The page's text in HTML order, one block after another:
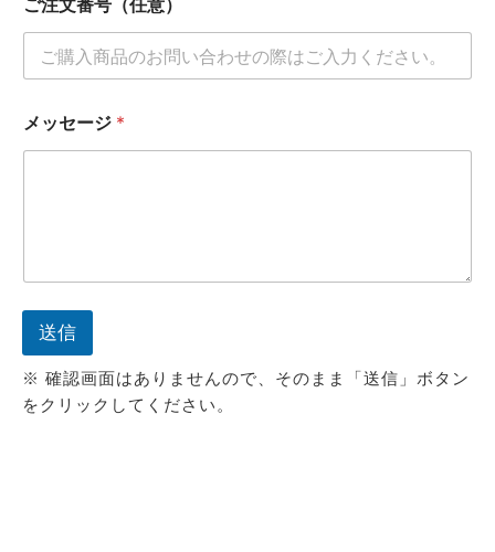
ご注文番号（任意）
メッセージ *
送信
※ 確認画面はありませんので、そのまま「送信」ボタン
をクリックしてください。